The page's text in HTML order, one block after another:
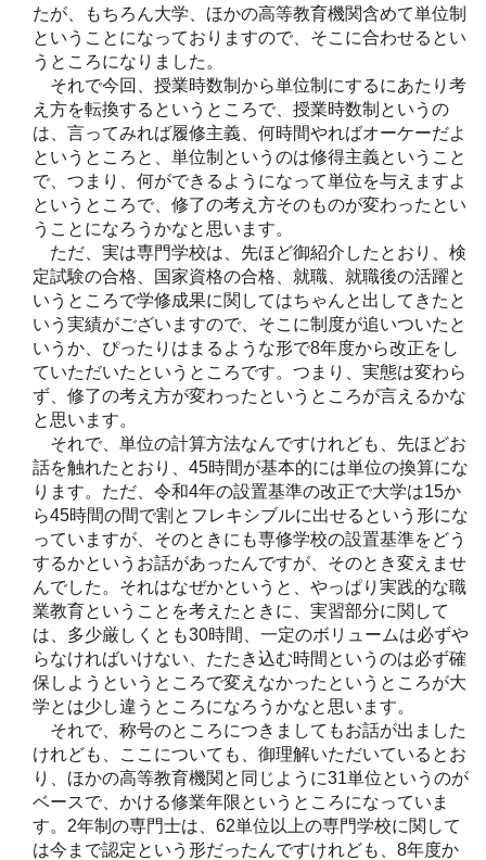
たが、もちろん大学、ほかの高等教育機関含めて単位制
ということになっておりますので、そこに合わせるとい
うところになりました。
それで今回、授業時数制から単位制にするにあたり考
え方を転換するというところで、授業時数制というの
は、言ってみれば履修主義、何時間やればオーケーだよ
というところと、単位制というのは修得主義ということ
で、つまり、何ができるようになって単位を与えますよ
というところで、修了の考え方そのものが変わったとい
うことになろうかなと思います。
ただ、実は専門学校は、先ほど御紹介したとおり、検
定試験の合格、国家資格の合格、就職、就職後の活躍と
いうところで学修成果に関してはちゃんと出してきたと
いう実績がございますので、そこに制度が追いついたと
いうか、ぴったりはまるような形で8年度から改正をし
ていただいたというところです。つまり、実態は変わら
ず、修了の考え方が変わったというところが言えるかな
と思います。
それで、単位の計算方法なんですけれども、先ほどお
話を触れたとおり、45時間が基本的には単位の換算にな
ります。ただ、令和4年の設置基準の改正で大学は15か
ら45時間の間で割とフレキシブルに出せるという形にな
っていますが、そのときにも専修学校の設置基準をどう
するかというお話があったんですが、そのとき変えませ
んでした。それはなぜかというと、やっぱり実践的な職
業教育ということを考えたときに、実習部分に関して
は、多少厳しくとも30時間、一定のボリュームは必ずや
らなければいけない、たたき込む時間というのは必ず確
保しようというところで変えなかったというところが大
学とは少し違うところになろうかなと思います。
それで、称号のところにつきましてもお話が出ました
けれども、ここについても、御理解いただいているとお
り、ほかの高等教育機関と同じように31単位というのが
ベースで、かける修業年限というところになっていま
す。2年制の専門士は、62単位以上の専門学校に関して
は今まで認定という形だったんですけれども、8年度か